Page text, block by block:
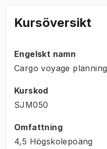
Kursöversikt
Engelskt namn
Cargo voyage planning
Kurskod
SJM050
Omfattning
4,5 Högskolepoäng